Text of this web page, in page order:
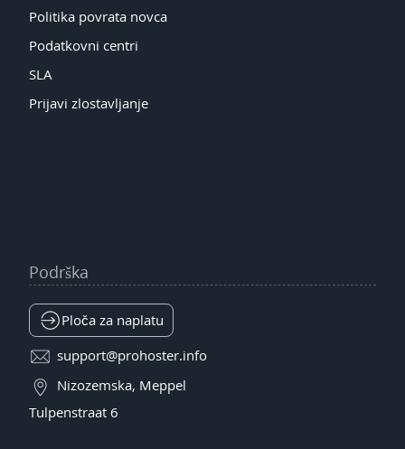
Politika povrata novca
Podatkovni centri
SLA
Prijavi zlostavljanje
Podrška
Ploča za naplatu
support@prohoster.info
Nizozemska, Meppel
Tulpenstraat 6